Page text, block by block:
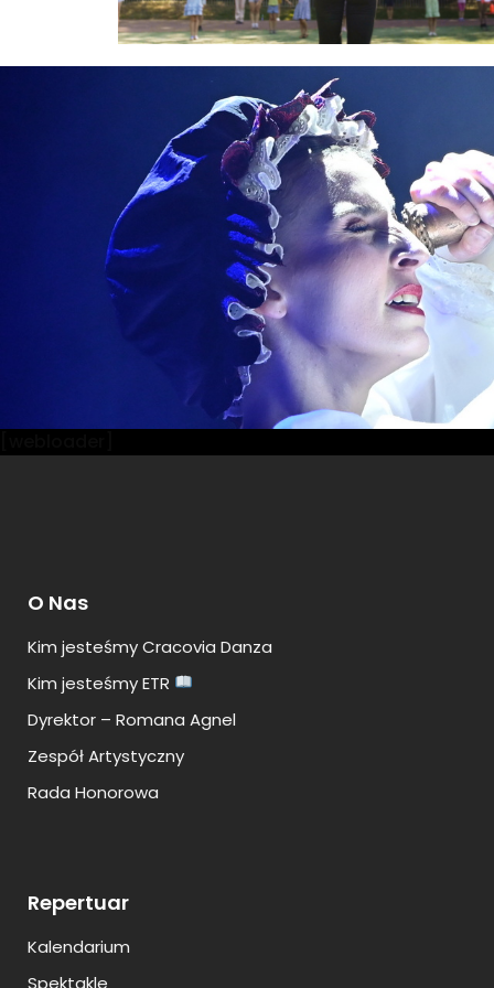
O Nas
Kim jesteśmy Cracovia Danza
Kim jesteśmy ETR
Dyrektor – Romana Agnel
Zespół Artystyczny
Rada Honorowa
Repertuar
Kalendarium
Spektakle